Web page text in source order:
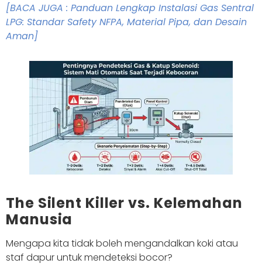
[BACA JUGA : Panduan Lengkap Instalasi Gas Sentral
LPG: Standar Safety NFPA, Material Pipa, dan Desain
Aman]
The Silent Killer vs. Kelemahan
Manusia
Mengapa kita tidak boleh mengandalkan koki atau
staf dapur untuk mendeteksi bocor?